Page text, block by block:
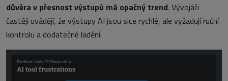
důvěra v přesnost výstupů má opačný trend. Vývojáři
častěji uvádějí, že výstupy AI jsou sice rychlé, ale vyžadují ruční
kontrolu a dodatečné ladění.